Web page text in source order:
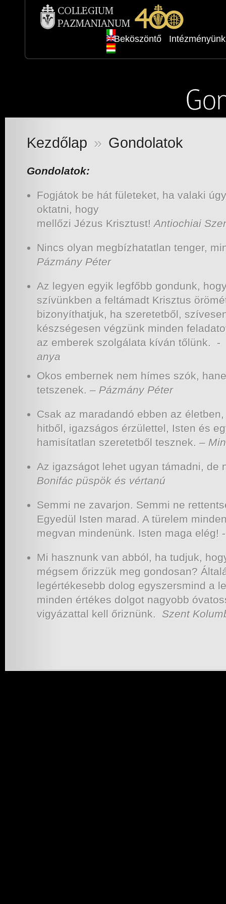
Beköszöntő Intézményünk
Kezdőlap » Gondolatok
Gondolatok:
Fogjátok be hát fületeket, ha valaki
oktatni, hogy
mellőzi Jézus Krisztust! Antiochiai
Nincs olyan megbízhatatlan tenger,
Pázmány Péter
Az legyen egyik legfőbb gondunk,
szívünkben a feltámadt Krisztus
bizonyíthatjuk, ha szeretetből,
készségesen végzünk minden
az emberek szolgálata kíván tőlünk. -
anya
Okos embernek nem hímes szók,
tetszenek. – Pázmány Péter
Csak az maradandó ebben az
hitből, igazsá­gos érzülettel, Isten és
hamisítatlan szeretetből tesznek. –
Az igazságot lehet ugyan támadni, de
Bonifác püspök és vértanú
Semmi ne zavarjon. Semmi ne
Egyedül Isten marad. A türelem
megvan mindenünk. Isten maga
Mi hasznunk van abból, ha tudjuk,
mégsem őrizzük meg gondosan?
legértékesebb dolog egyszersmind a
minden értékes dolgot nagyobb
vigyázattal kell őriznünk. Szent